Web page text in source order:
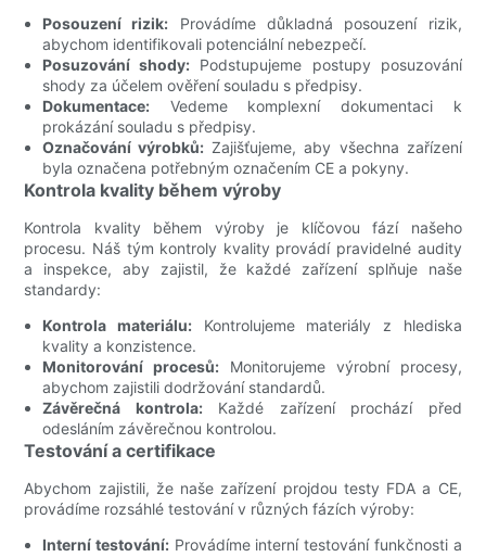
Posouzení rizik: Provádíme důkladná posouzení rizik,
abychom identifikovali potenciální nebezpečí.
Posuzování shody: Podstupujeme postupy posuzování
shody za účelem ověření souladu s předpisy.
Dokumentace: Vedeme komplexní dokumentaci k
prokázání souladu s předpisy.
Označování výrobků: Zajišťujeme, aby všechna zařízení
byla označena potřebným označením CE a pokyny.
Kontrola kvality během výroby
Kontrola kvality během výroby je klíčovou fází našeho
procesu. Náš tým kontroly kvality provádí pravidelné audity
a inspekce, aby zajistil, že každé zařízení splňuje naše
standardy:
Kontrola materiálu:Kontrolujeme materiály z hlediska
kvality a konzistence.
Monitorování procesů: Monitorujeme výrobní procesy,
abychom zajistili dodržování standardů.
Závěrečná kontrola:Každé zařízení prochází před
odesláním závěrečnou kontrolou.
Testování a certifikace
Abychom zajistili, že naše zařízení projdou testy FDA a CE,
provádíme rozsáhlé testování v různých fázích výroby:
Interní testování:Provádíme interní testování funkčnosti a